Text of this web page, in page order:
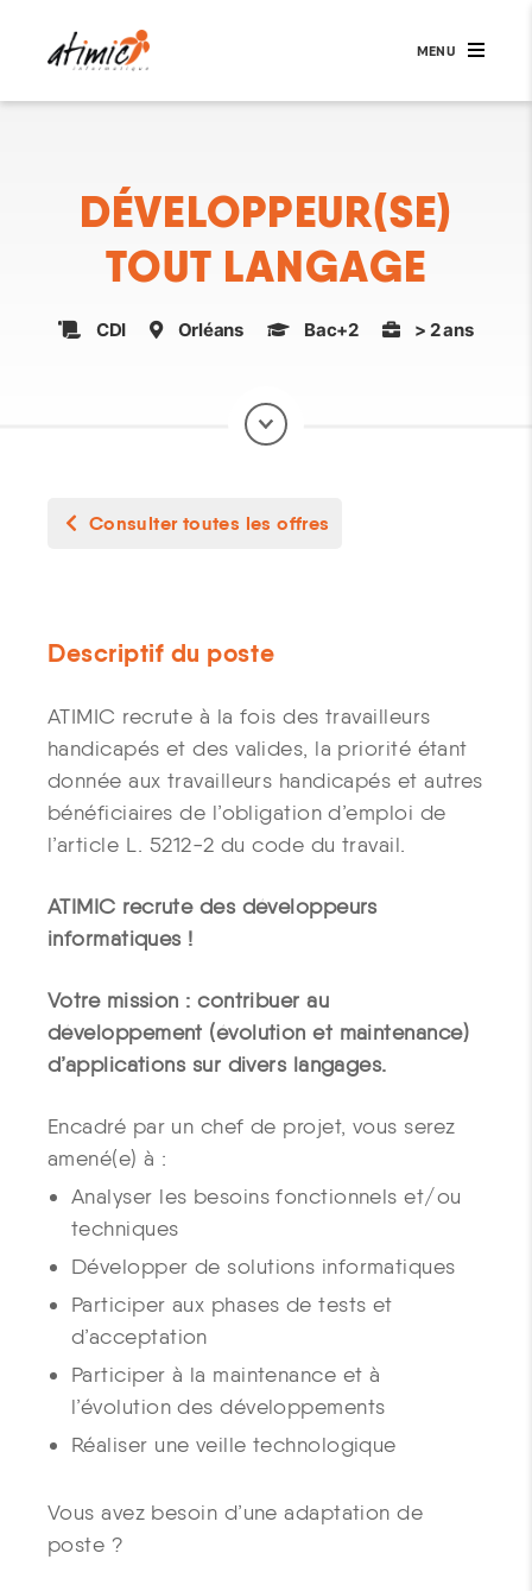
MENU
DÉVELOPPEUR(SE)
TOUT LANGAGE
TypeCDI Localisation
Orléans
NiveauBac+2 Expérience
> 2 ans
Consulter toutes les offres
Descriptif du poste
ATIMIC recrute à la fois des travailleurs
handicapés et des valides, la priorité étant
donnée aux travailleurs handicapés et autres
bénéficiaires de l’obligation d’emploi de
l’article L. 5212-2 du code du travail.
ATIMIC recrute des développeurs
informatiques !
Votre mission : contribuer au
développement (évolution et maintenance)
d’applications sur divers langages.
Encadré par un chef de projet, vous serez
amené(e) à :
Analyser les besoins fonctionnels et/ou
techniques
Développer de solutions informatiques
Participer aux phases de tests et
d’acceptation
Participer à la maintenance et à
l’évolution des développements
Réaliser une veille technologique
Vous avez besoin d’une adaptation de
poste ?